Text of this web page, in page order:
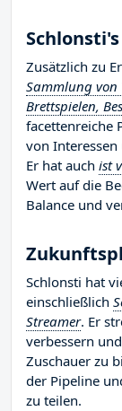
Zusätzlich zu
Sammlung von
Brettspielen,
facettenreiche
von Interessen
Er hat auch ist
Wert auf die
Balance und
Schlonsti hat
einschließlich
Streamer. Er
verbessern
Zuschauer zu
der Pipeline
zu teilen.